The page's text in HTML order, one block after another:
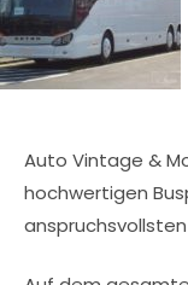
Auto Vintage &
hochwertigen